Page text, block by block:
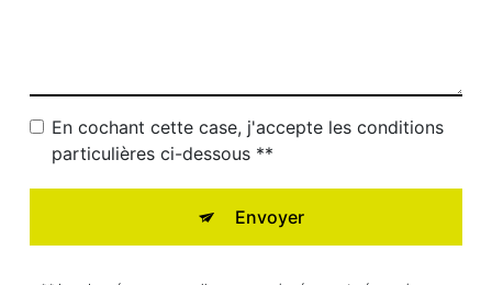
En cochant cette case, j'accepte les conditions
particulières ci-dessous **
Envoyer